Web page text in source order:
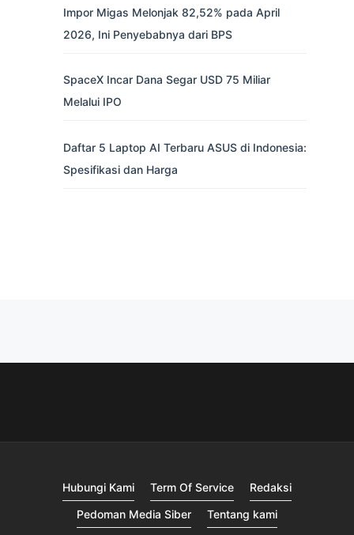
Impor Migas Melonjak 82,52% pada April
2026, Ini Penyebabnya dari BPS
SpaceX Incar Dana Segar USD 75 Miliar
Melalui IPO
Daftar 5 Laptop AI Terbaru ASUS di Indonesia:
Spesifikasi dan Harga
Hubungi Kami Term Of Service
Redaksi
Pedoman Media Siber
Tentang kami